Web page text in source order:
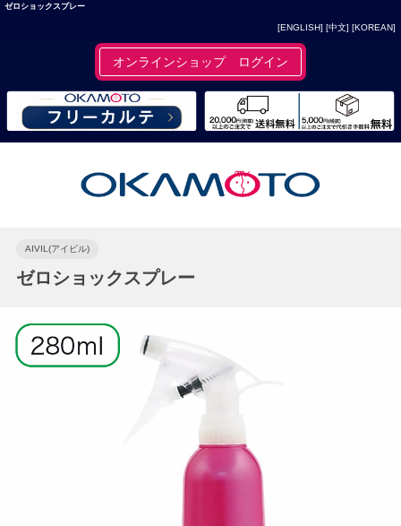
ゼロショックスプレー
[ENGLISH] [中文] [KOREAN]
オンラインショップ ログイン
AIVIL(アイビル)
ゼロショックスプレー